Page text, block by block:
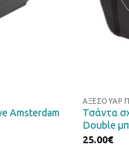
Amsterdam
ΑΞΕΣΟΥΆΡ
Τσάντα
Double
25.00€